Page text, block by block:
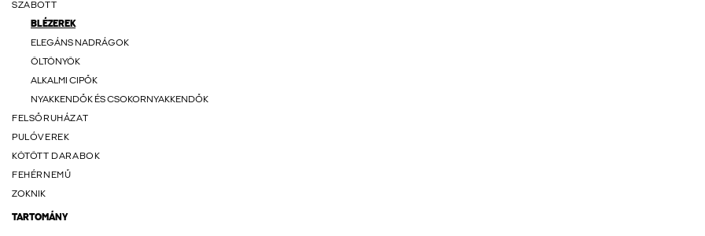
SZABOTT
BLÉZEREK
ELEGÁNS NADRÁGOK
ÖLTÖNYÖK
ALKALMI CIPŐK
NYAKKENDŐK ÉS CSOKORNYAKKENDŐK
FELSŐRUHÁZAT
PULÓVEREK
KÖTÖTT DARABOK
FEHÉRNEMŰ
ZOKNIK
TARTOMÁNY